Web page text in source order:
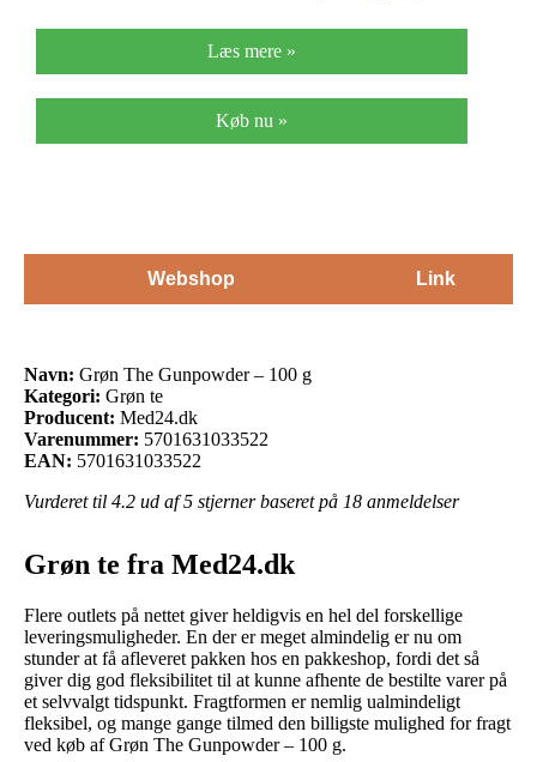
Læs mere »
Køb nu »
Webshop Link
Navn: Grøn The Gunpowder – 100 g
Kategori: Grøn te
Producent: Med24.dk
Varenummer: 5701631033522
EAN: 5701631033522
Vurderet til 4.2 ud af 5 stjerner baseret på 18 anmeldelser
Grøn te fra Med24.dk
Flere outlets på nettet giver heldigvis en hel del forskellige
leveringsmuligheder. En der er meget almindelig er nu om
stunder at få afleveret pakken hos en pakkeshop, fordi det så
giver dig god fleksibilitet til at kunne afhente de bestilte varer på
et selvvalgt tidspunkt. Fragtformen er nemlig ualmindeligt
fleksibel, og mange gange tilmed den billigste mulighed for fragt
ved køb af Grøn The Gunpowder – 100 g.